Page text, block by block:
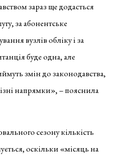
зараз ще додасться
за абонентське
вузлів обліку і за
буде одна, але
змін до законодавства,
напрямки», – пояснила
сезону кількість
оскільки «місяць на